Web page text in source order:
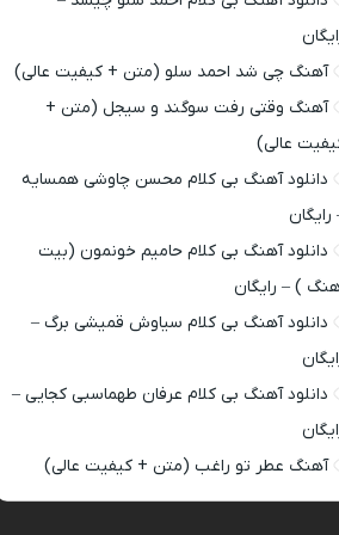
آهنگ چی شد احمد سلو (متن + کیفیت عالی)
آهنگ وقتی رفت سوگند و سیجل (متن +
عالی)
دانلود آهنگ بی کلام محسن چاوشی همسایه
رایگان
دانلود آهنگ بی کلام حامیم خونمون (بیت
) – رایگان
دانلود آهنگ بی کلام سیاوش قمیشی برگ –
دانلود آهنگ بی کلام عرفان طهماسبی کجایی –
آهنگ عطر تو راغب (متن + کیفیت عالی)